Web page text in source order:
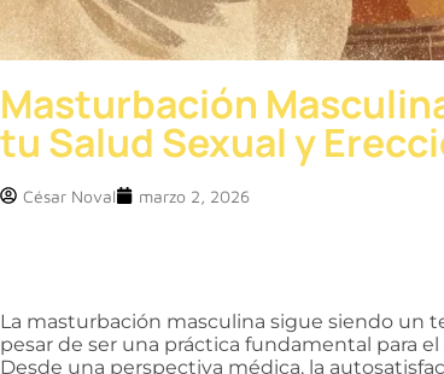
Masturbación
tu Salud Sexual y
César Noval marzo 2, 2026
La masturbación masculina sigue siendo un
pesar de ser una práctica fundamental para
Desde una perspectiva médica, la